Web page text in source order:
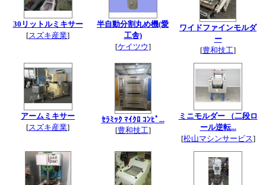
30リットルミキサー
[スズキ産業]
半自動分割丸め機(愛
工舎)
[ケイツウ]
ワイドファインモルダ
ー
[豊和技工]
アームミキサー
[スズキ産業]
ｾﾗﾐｯｸ ﾏｲｸﾛ ｺﾝﾋﾟ...
[豊和技工]
ミニモルダー （二段ロ
ール逆転...
[松山マシンサービス]